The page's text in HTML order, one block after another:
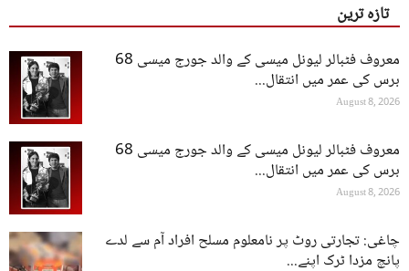
تازہ ترین
معروف فٹبالر لیونل میسی کے والد جورج میسی 68
برس کی عمر میں انتقال...
August 8, 2026
معروف فٹبالر لیونل میسی کے والد جورج میسی 68
برس کی عمر میں انتقال...
August 8, 2026
چاغی: تجارتی روٹ پر نامعلوم مسلح افراد آم سے لدے
پانچ مزدا ٹرک اپنے...